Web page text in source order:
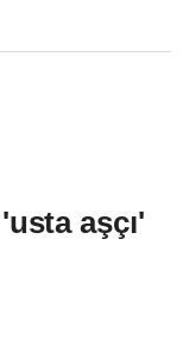
aşçı'